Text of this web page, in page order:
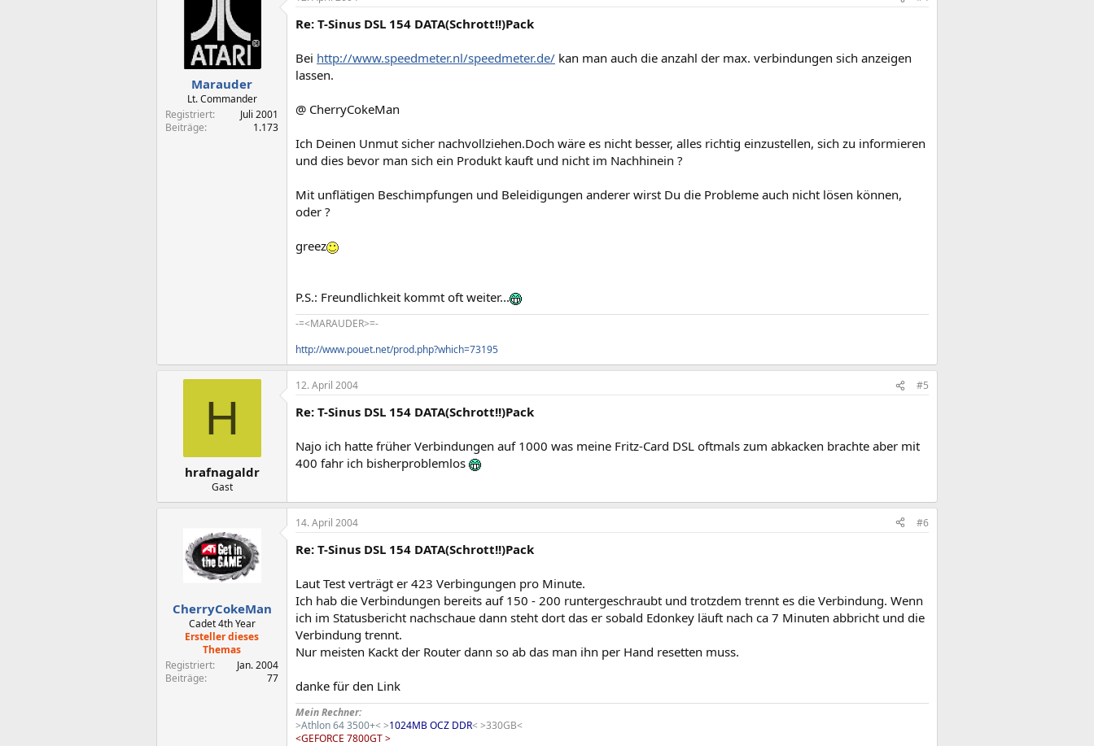
Marauder
Lt. Commander
Registriert
Juli 2001
Beiträge
1.173
Re: T-Sinus DSL 154 DATA(Schrott!!)Pack
Bei http://www.speedmeter.nl/speedmeter.de/ kan man auch die anzahl der max. verbindungen sich anzeigen
lassen.
@ CherryCokeMan
Ich Deinen Unmut sicher nachvollziehen.Doch wäre es nicht besser, alles richtig einzustellen, sich zu informieren
und dies bevor man sich ein Produkt kauft und nicht im Nachhinein ?
Mit unflätigen Beschimpfungen und Beleidigungen anderer wirst Du die Probleme auch nicht lösen können,
oder ?
greez
P.S.: Freundlichkeit kommt oft weiter...
-=<MARAUDER>=-
http://www.pouet.net/prod.php?which=73195
H
hrafnagaldr
Gast
12. April 2004 #5
Re: T-Sinus DSL 154 DATA(Schrott!!)Pack
Najo ich hatte früher Verbindungen auf 1000 was meine Fritz-Card DSL oftmals zum abkacken brachte aber mit
400 fahr ich bisherproblemlos
CherryCokeMan
Cadet 4th Year
Ersteller dieses
Themas
Registriert
Jan. 2004
Beiträge
77
14. April 2004 #6
Re: T-Sinus DSL 154 DATA(Schrott!!)Pack
Laut Test verträgt er 423 Verbingungen pro Minute.
Ich hab die Verbindungen bereits auf 150 - 200 runtergeschraubt und trotzdem trennt es die Verbindung. Wenn
ich im Statusbericht nachschaue dann steht dort das er sobald Edonkey läuft nach ca 7 Minuten abbricht und die
Verbindung trennt.
Nur meisten Kackt der Router dann so ab das man ihn per Hand resetten muss.
danke für den Link
Mein Rechner:
>Athlon 64 3500+< >1024MB OCZ DDR< >330GB<
<GEFORCE 7800GT>